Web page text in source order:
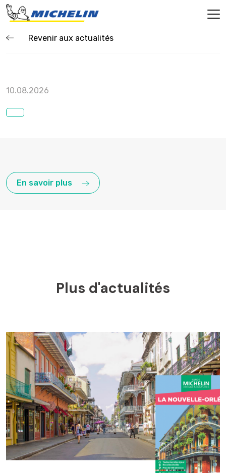
Revenir aux actualités
10.08.2026
En savoir plus
Plus d'actualités